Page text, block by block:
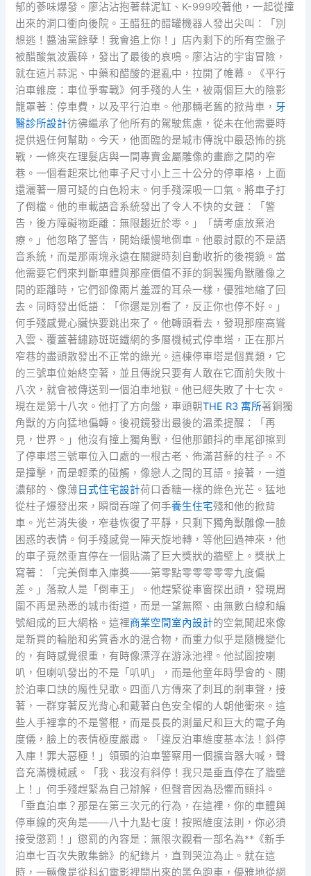
郁的蔘味爆發。廖沾沾抱著蒜泥缸、K-999咬著他，一起從撞
出來的洞口衝向後院。王醋狂的醋罐機器人發出尖叫：「別
想逃！醬油黨餘孽！我會追上你！」店內剩下的所有空盤子
被醋酸氣波震碎，發出了最後的哀鳴。廖沾沾的宇宙冒險，
就在這片蒜泥、中藥和醋酸的混亂中，拉開了帷幕。《平行
泊車維度：車位爭奪戰》何手殘的人生，被兩個巨大的陰影
籠罩著：停車費，以及平行泊車。他那輛老舊的掀背車， 牙
醫診所設計彷彿繼承了他所有的駕駛焦慮，從未在他需要時
提供過任何幫助。今天，他面臨的是城市傳說中最恐怖的挑
戰，一條夾在理髮店與一間專賣金屬雕像的畫廊之間的窄
巷。一個看起來比他車子尺寸小上三十公分的停車格，上面
還灑著一層可疑的白色粉末。何手殘深吸一口氣。將車子打
了倒檔。他的車載語音系統發出了令人不快的女聲：「警
告，後方障礙物距離：無限趨近於零。」「請考慮放棄治
療。」他忽略了警告，開始緩慢地倒車。他最討厭的不是語
音系統，而是那兩塊永遠在關鍵時刻自動收折的後視鏡。當
他需要它們來判斷車體與那座價值不菲的銅製獨角獸雕像之
間的距離時，它們卻像兩片羞澀的耳朵一樣，優雅地縮了回
去。同時發出低語：「你還是別看了，反正你也停不好。」
何手殘感覺心臟快要跳出來了。他轉頭看去，發現那座高聳
入雲、覆蓋著鏽跡斑斑鐵網的多層機械式停車塔，正在那片
窄巷的盡頭散發出不正常的綠光。這棟停車塔是個異類，它
的三號車位始終空著，並且傳說只要有人敢在它面前失敗十
八次，就會被傳送到一個泊車地獄。他已經失敗了十七次。
現在是第十八次。他打了方向盤，車頭朝THE R3 寓所著銅獨
角獸的方向猛地偏轉。後視鏡發出最後的溫柔提醒：「再
見，世界。」他沒有撞上獨角獸，但他那顫抖的車尾卻擦到
了停車塔三號車位入口處的一根古老、佈滿苔蘚的柱子。不
是撞擊，而是輕柔的碰觸，像戀人之間的耳語。接著，一道
濃郁的、像薄 日式住宅設計荷口香糖一樣的綠色光芒。猛地
從柱子爆發出來，瞬間吞噬了何手養生住宅殘和他的掀背
車。光芒消失後，窄巷恢復了平靜，只剩下獨角獸雕像一臉
困惑的表情。何手殘感覺一陣天旋地轉，等他回過神來，他
的車子竟然垂直停在一個貼滿了巨大獎狀的牆壁上。獎狀上
寫著：「完美倒車入庫獎——第零點零零零零零九度偏
差。」落款人是「倒車王」。他趕緊從車窗探出頭，發現周
圍不再是熟悉的城市街道，而是一望無際、由無數白線和編
號組成的巨大網格。這裡商業空間室內設計的空氣聞起來像
是新買的輪胎和劣質香水的混合物，而重力似乎是隨機變化
的，有時感覺很重，有時像漂浮在游泳池裡。他試圖按喇
叭，但喇叭發出的不是「叭叭」，而是他童年時學會的、關
於泊車口訣的魔性兒歌。四面八方傳來了刺耳的剎車聲，接
著，一群穿著反光背心和戴著白色安全帽的人朝他衝來。這
些人手裡拿的不是警棍，而是長長的測量尺和巨大的電子角
度儀，臉上的表情極度嚴肅。「違反泊車維度基本法！斜停
入庫！罪大惡極！」領頭的泊車警察用一個擴音器大喊，聲
音充滿機械感。「我、我沒有斜停！我只是垂直停在了牆壁
上！」何手殘趕緊為自己辯解，但聲音因為恐懼而顫抖。
「垂直泊車？那是在第三次元的行為，在這裡，你的車體與
停車線的夾角是——八十九點七度！按照維度法則，你必須
接受懲罰！」懲罰的內容是：無限次觀看一部名為**《新手
泊車七百次失敗集錦》的紀錄片，直到哭泣為止。就在這
時，一輛像是從科幻電影裡開出來的黑色跑車，優雅地從網